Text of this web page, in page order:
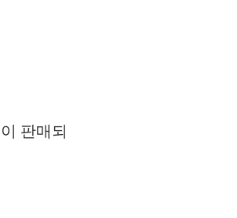
판매되